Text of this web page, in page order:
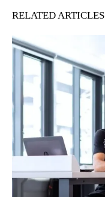
RELATED ARTICLES